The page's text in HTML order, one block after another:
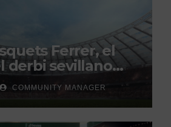
Ferrer, el
derbi sevillano
que genera
COMMUNITY MANAGER